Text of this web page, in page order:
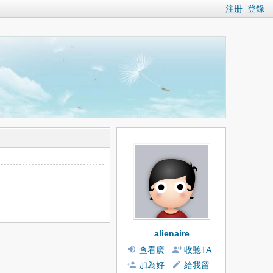
注册 登錄
alienaire
查看廣
播
收聽TA
加為好
給我留